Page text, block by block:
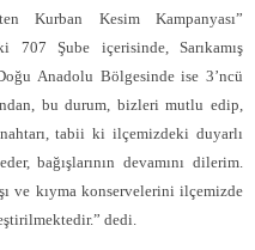
Kurban Kesim Kampanyası”
707 Şube içerisinde, Sarıkamış
Doğu Anadolu Bölgesinde ise 3’ncü
bu durum, bizleri mutlu edip,
tabii ki ilçemizdeki duyarlı
bağışlarının devamını dilerim.
ve kıyma konservelerini ilçemizde
dedi.